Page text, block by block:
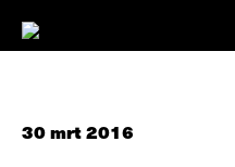
30 mrt 2016